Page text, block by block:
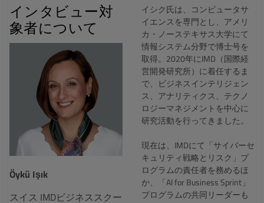
インタビュー対
象者について
Öykü Işık
スイス IMDビジネススクー
イシク氏は、コンピュータサ
イエンスを専門とし、アメリ
カ・ノーステキサス大学にて
情報システム分野で博士号を
取得。2020年にIMD（国際経
営開発研究所）に着任するま
で、ビジネスインテリジェン
ス、アナリティクス、テクノ
ロジーマネジメントを中心に
研究活動を行ってきました。
現在は、IMDにて「サイバーセ
キュリティ戦略とリスク」プ
ログラムの責任者を務めるほ
か、「AI for Business Sprint」
プログラムの共同リーダーも